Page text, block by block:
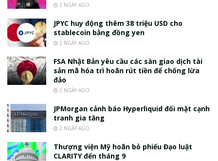
2 NGÀY AGO
JPYC huy động thêm 38 triệu USD cho
stablecoin bằng đồng yen
2 NGÀY AGO
FSA Nhật Bản yêu cầu các sàn giao dịch tài
sản mã hóa trì hoãn rút tiền để chống lừa
đảo
2 NGÀY AGO
JPMorgan cảnh báo Hyperliquid đối mặt cạnh
tranh gia tăng
2 NGÀY AGO
Thượng viện Mỹ hoãn bỏ phiếu Đạo luật
CLARITY đến tháng 9